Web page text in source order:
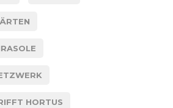
HORTUS